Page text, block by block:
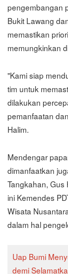
pengembangan
Bukit Lawang
memastikan
memungkinkan
"Kami siap
tim untuk
dilakukan
pemanfaatan
Halim.
Mendengar
dimanfaatkan
Tangkahan,
ini Kemendes
Wisata
dalam hal
Uap Bumi
demi